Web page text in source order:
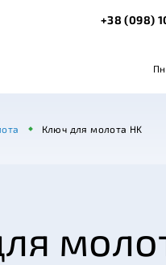
+38 (098)
Ключ для молота HK